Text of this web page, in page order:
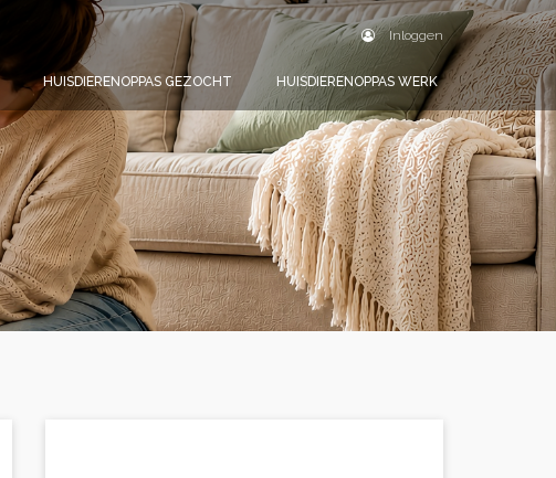
Inloggen
HUISDIERENOPPAS GEZOCHT HUISDIERENOPPAS WERK